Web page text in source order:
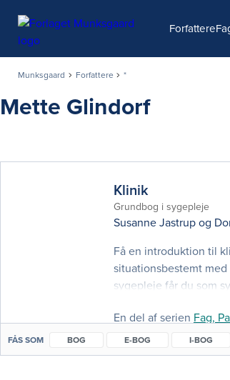
Forfattere
Munksgaard Forfattere *
Mette Glindorf
Klinik
Grundbog i sygepleje
Susanne Jastrup og
Få en introduktion til
situationsbestemt
sygepleje får du som
En del af serien Fag,
FÅS SOM BOG E-BOG I-BOG